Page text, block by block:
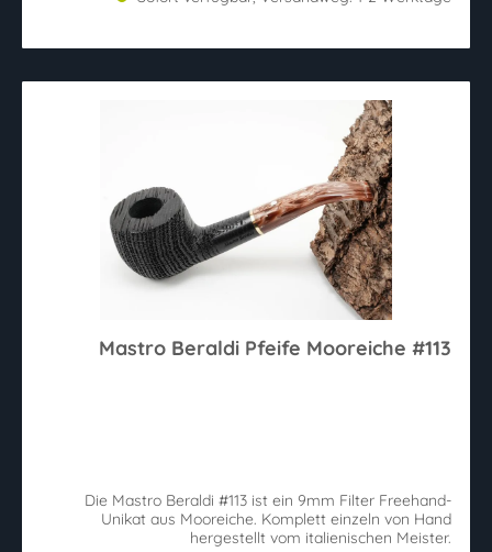
Mastro Beraldi Pfeife Mooreiche #113
Die Mastro Beraldi #113 ist ein 9mm Filter Freehand-
Unikat aus Mooreiche. Komplett einzeln von Hand
hergestellt vom italienischen Meister.